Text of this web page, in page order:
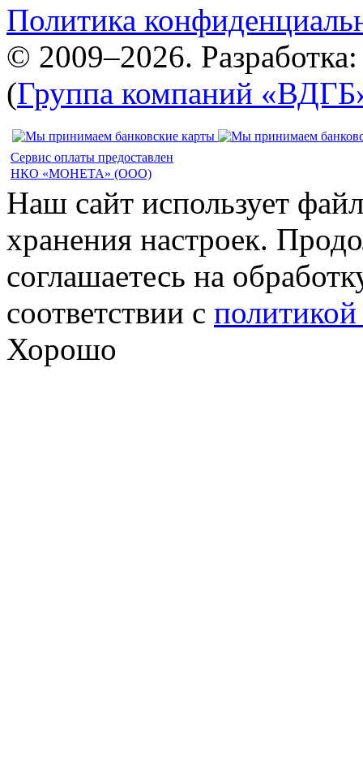
Политика
© 2009–2026.
(Группа компаний
Сервис оплаты предоставлен
НКО «МОНЕТА» (ООО)
Наш сайт использует
хранения настроек.
соглашаетесь на
соответствии с
Хорошо